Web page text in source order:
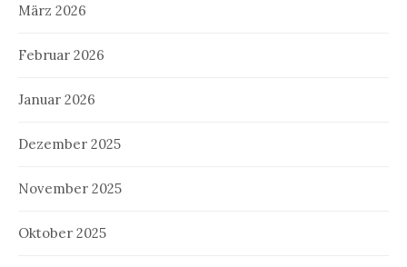
März 2026
Februar 2026
Januar 2026
Dezember 2025
November 2025
Oktober 2025